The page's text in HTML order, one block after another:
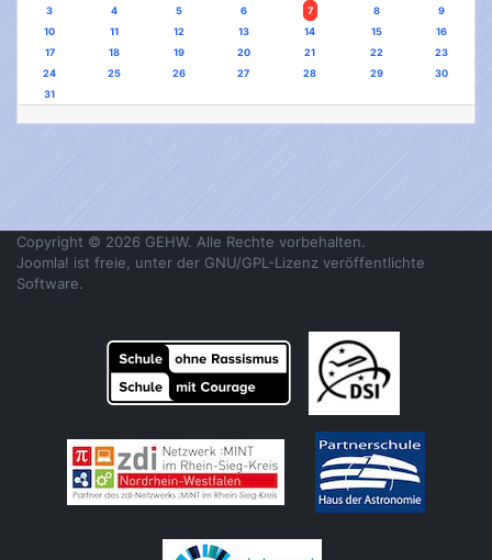
3
4 5 6 7 8
9
10
11 12 13 14 15
16
17
18 19 20 21 22
23
24
25 26 27 28 29
30
31
Copyright © 2026 GEHW. Alle Rechte vorbehalten.
Joomla! ist freie, unter der GNU/GPL-Lizenz veröffentlichte
Software.